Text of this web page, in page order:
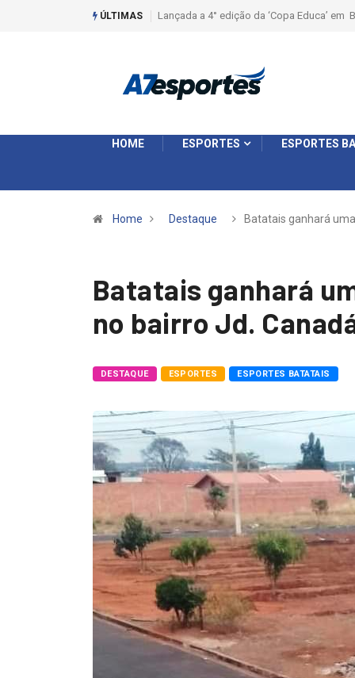
ÚLTIMAS Liga 2026: Equipes rompem com a LABE
HOME ESPORTES ESPORTES
Home Destaque Batatais ganhará
Batatais ganhará
no bairro Jd.
DESTAQUE ESPORTES ESPORTES BATATAIS